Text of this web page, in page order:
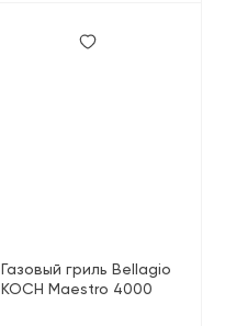
Газовый гриль Bellagio
KOCH Maestro 4000